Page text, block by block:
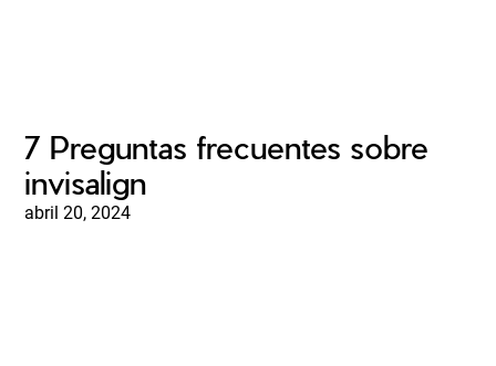
7 Preguntas frecuentes sobre
invisalign
abril 20, 2024